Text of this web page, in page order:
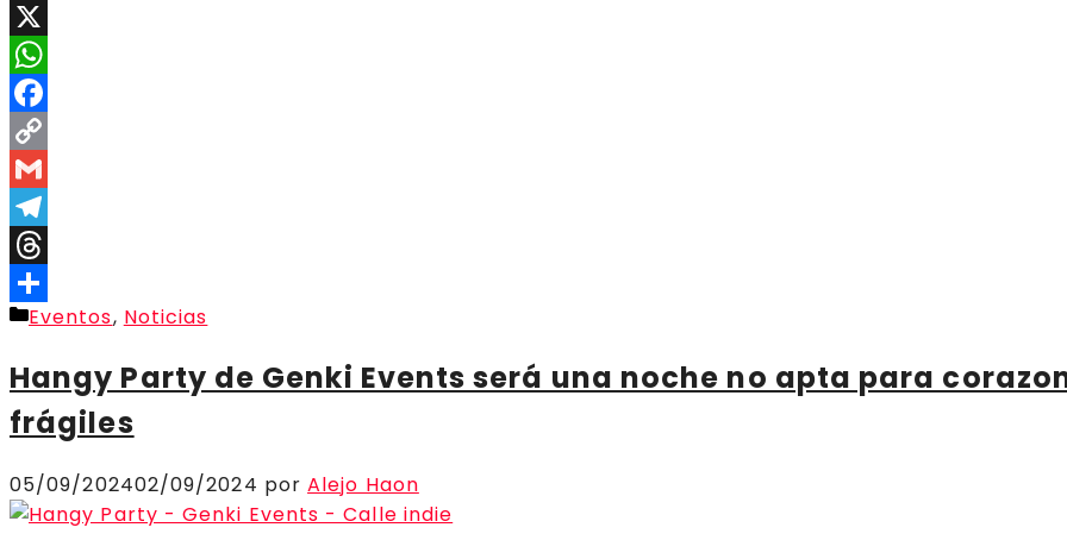
X
WhatsApp
Facebook
Copy
Link
Gmail
Telegram
Threads
Compartir
Categorías
Eventos, Noticias
Hangy Party de Genki Events será una noche no apta para
frágiles
05/09/202402/09/2024 porAlejo Haon